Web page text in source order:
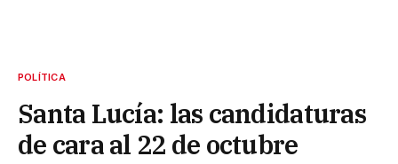
POLÍTICA
Santa Lucía: las candidaturas
de cara al 22 de octubre